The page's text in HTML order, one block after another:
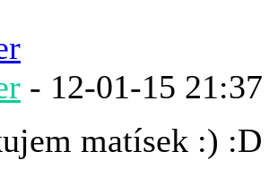
- 12-01-15 21:37
matísek :) :D